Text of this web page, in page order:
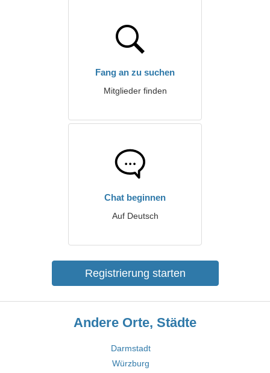
Fang an zu suchen
Mitglieder finden
Chat beginnen
Auf Deutsch
Registrierung starten
Andere Orte, Städte
Darmstadt
Würzburg